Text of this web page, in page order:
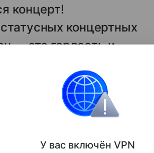
концерт!
концертных
— это гордость и
вы милые», «Кажется дочка
фото певицы ее фанаты.
У вас включён VPN